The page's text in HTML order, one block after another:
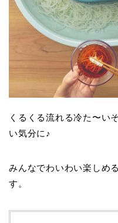
くるくる流れる冷た〜い
い気分に♪
みんなでわいわい楽しめ
す。